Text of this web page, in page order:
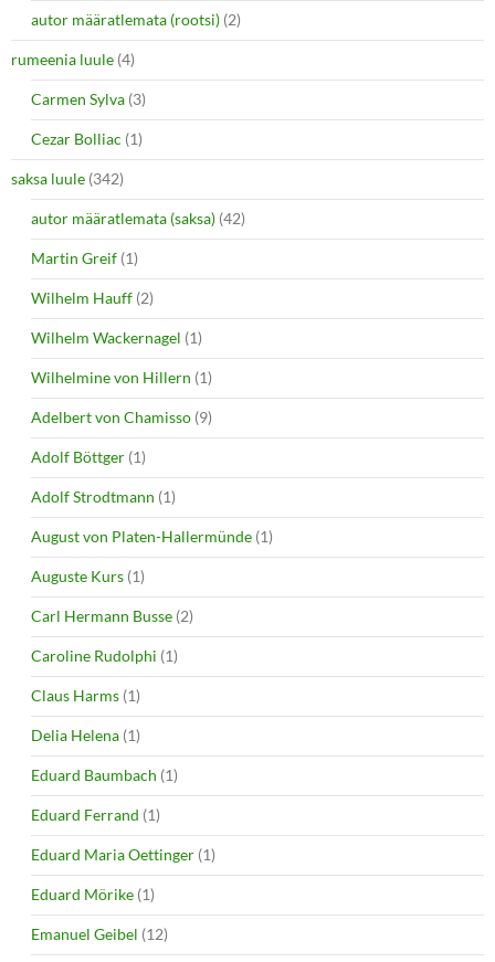
autor määratlemata (rootsi) (2)
rumeenia luule (4)
Carmen Sylva (3)
Cezar Bolliac (1)
saksa luule (342)
autor määratlemata (saksa) (42)
Martin Greif (1)
Wilhelm Hauff (2)
Wilhelm Wackernagel (1)
Wilhelmine von Hillern (1)
Adelbert von Chamisso (9)
Adolf Böttger (1)
Adolf Strodtmann (1)
August von Platen-Hallermünde (1)
Auguste Kurs (1)
Carl Hermann Busse (2)
Caroline Rudolphi (1)
Claus Harms (1)
Delia Helena (1)
Eduard Baumbach (1)
Eduard Ferrand (1)
Eduard Maria Oettinger (1)
Eduard Mörike (1)
Emanuel Geibel (12)